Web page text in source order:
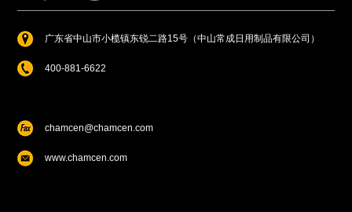
广东省中山市小榄镇东锐二路15号（中山常成日用制品有限公司）
400-881-6622
chamcen@chamcen.com
www.chamcen.com